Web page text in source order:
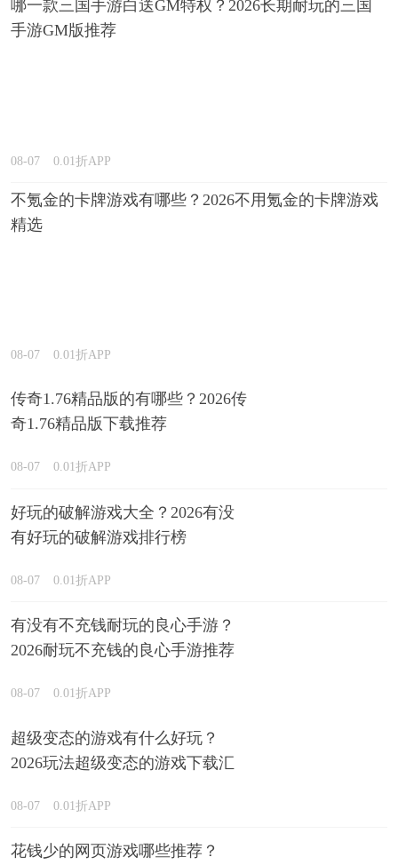
哪一款三国手游白送GM特权？2026长期耐玩的三国
手游GM版推荐
08-07 0.01折APP
不氪金的卡牌游戏有哪些？2026不用氪金的卡牌游戏
精选
08-07 0.01折APP
传奇1.76精品版的有哪些？2026传
奇1.76精品版下载推荐
08-07 0.01折APP
好玩的破解游戏大全？2026有没
有好玩的破解游戏排行榜
08-07 0.01折APP
有没有不充钱耐玩的良心手游？
2026耐玩不充钱的良心手游推荐
08-07 0.01折APP
超级变态的游戏有什么好玩？
2026玩法超级变态的游戏下载汇
08-07 0.01折APP
花钱少的网页游戏哪些推荐？